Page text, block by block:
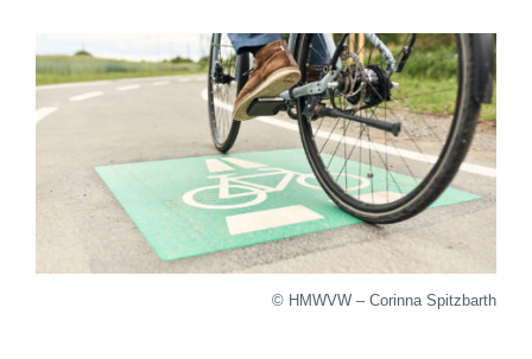
© HMWVW – Corinna Spitzbarth